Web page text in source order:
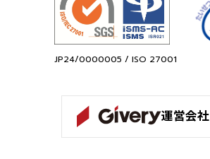
JP24/0000005 / ISO 27001
運営会社